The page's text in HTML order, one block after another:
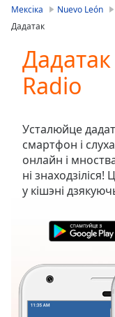
loading.
Video
Play
Skip
Backward
Mute
Current
Time0:00
Duration-:-
Seek to
live,
behind
Мексіка Nuevo León
Дадатак
Radio
Усталюйце
смартфон і
онлайн і
ні
у кішэні